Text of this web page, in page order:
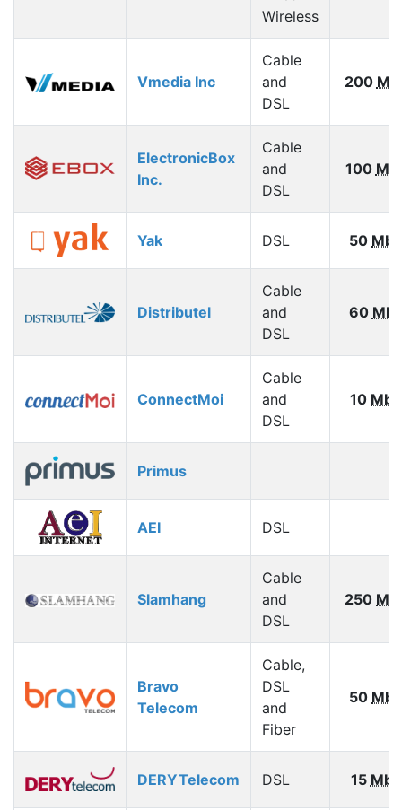
Wireless
Vmedia Inc
Cable
and
DSL
200
ElectronicBox
Inc.
Cable
and
DSL
100
Yak DSL 50
Distributel
Cable
and
DSL
60
ConnectMoi
Cable
and
DSL
10
Primus
AEI DSL
Slamhang
Cable
and
DSL
250
Bravo
Telecom
Cable,
DSL
and
Fiber
50
DERYTelecom DSL 15